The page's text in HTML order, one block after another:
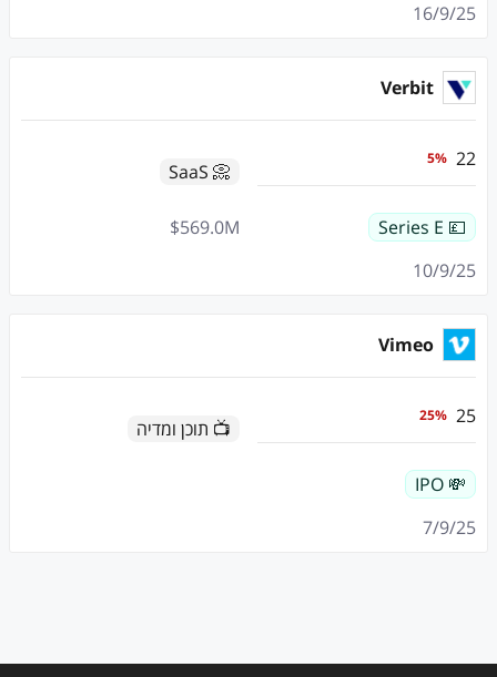
16/9/25
Verbit
22
%
5
📀 SaaS
💷 Series E
M
569.0
$
10/9/25
Vimeo
25
%
25
📺 תוכן ומדיה
💸 IPO
7/9/25